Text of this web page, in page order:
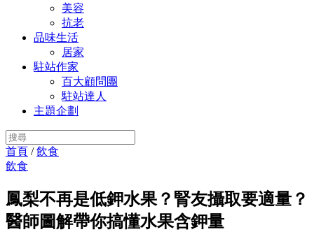
美容
抗老
品味生活
居家
駐站作家
百大顧問團
駐站達人
主題企劃
首頁 /飲食
飲食
鳳梨不再是低鉀水果？腎友攝取要適量？
醫師圖解帶你搞懂水果含鉀量